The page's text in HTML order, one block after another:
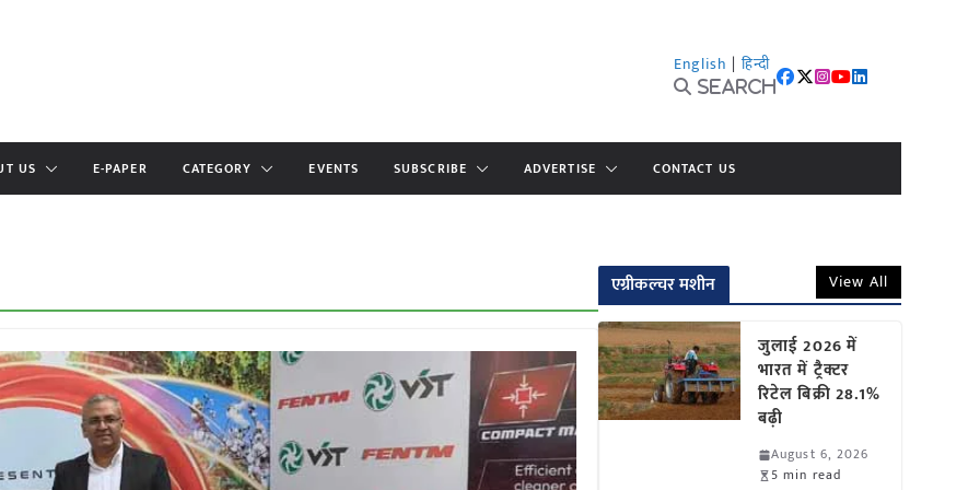
English | हिन्दी
Search
US E-PAPER CATEGORY EVENTS SUBSCRIBE ADVERTISE CONTACT US
एग्रीकल्चर मशीन View All
जुलाई 2026 में
भारत में ट्रैक्टर
रिटेल बिक्री 28.1%
बढ़ी
August 6, 2026
5 min read